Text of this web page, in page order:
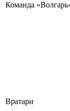
Команда
Вратари